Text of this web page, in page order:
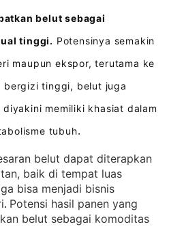
belut sebagai
tinggi. Potensinya semakin
maupun ekspor, terutama ke
bergizi tinggi, belut juga
memiliki khasiat dalam
tubuh.
belut dapat diterapkan
baik di tempat luas
bisa menjadi bisnis
. Potensi hasil panen yang
belut sebagai komoditas